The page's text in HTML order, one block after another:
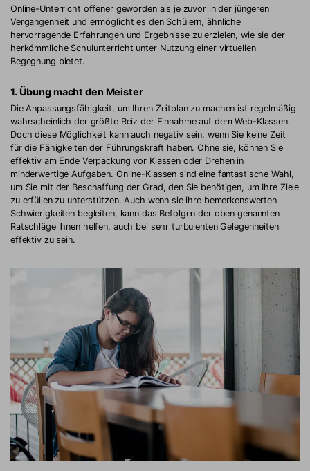
Online-Unterricht offener geworden als je zuvor in der jüngeren
Vergangenheit und ermöglicht es den Schülern, ähnliche
hervorragende Erfahrungen und Ergebnisse zu erzielen, wie sie der
herkömmliche Schulunterricht unter Nutzung einer virtuellen
Begegnung bietet.
1. Übung macht den Meister
Die Anpassungsfähigkeit, um Ihren Zeitplan zu machen ist regelmäßig
wahrscheinlich der größte Reiz der Einnahme auf dem Web-Klassen.
Doch diese Möglichkeit kann auch negativ sein, wenn Sie keine Zeit
für die Fähigkeiten der Führungskraft haben. Ohne sie, können Sie
effektiv am Ende Verpackung vor Klassen oder Drehen in
minderwertige Aufgaben. Online-Klassen sind eine fantastische Wahl,
um Sie mit der Beschaffung der Grad, den Sie benötigen, um Ihre Ziele
zu erfüllen zu unterstützen. Auch wenn sie ihre bemerkenswerten
Schwierigkeiten begleiten, kann das Befolgen der oben genannten
Ratschläge Ihnen helfen, auch bei sehr turbulenten Gelegenheiten
effektiv zu sein.